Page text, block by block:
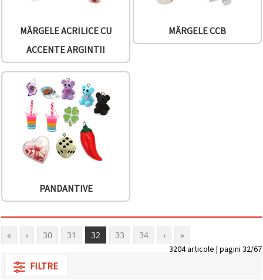
MĂRGELE ACRILICE CU
ACCENTE ARGINTII
MĂRGELE CCB
PANDANTIVE
« ‹ 30 31 32 33 34 › »
3204 articole | pagini 32/67
FILTRE